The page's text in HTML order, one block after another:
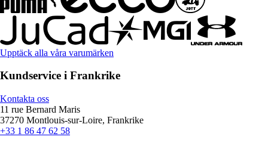
Upptäck alla våra varumärken
Kundservice i Frankrike
Kontakta oss
11 rue Bernard Maris
37270 Montlouis-sur-Loire, Frankrike
+33 1 86 47 62 58